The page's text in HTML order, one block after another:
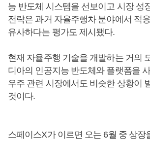
능 반도체 시스템을 선보이고 시장 성
전략은 과거 자율주행차 분야에서 적
유사하다는 평가도 제시됐다.
현재 자율주행 기술을 개발하는 거의
디아의 인공지능 반도체와 플랫폼을
우주 관련 시장에서도 비슷한 상황이
것이다.
스페이스X가 이르면 오는 6월 중 상장